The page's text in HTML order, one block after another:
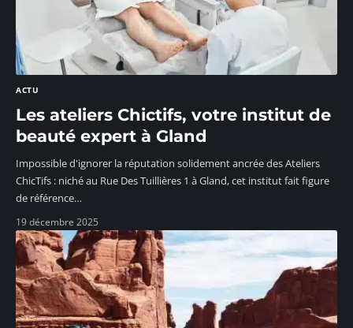
ACTU
Les ateliers Chictifs, votre institut de
beauté expert à Gland
Impossible d'ignorer la réputation solidement ancrée des Ateliers
ChicTifs : niché au Rue Des Tuillières 1 à Gland, cet institut fait figure
de référence…
19 décembre 2025